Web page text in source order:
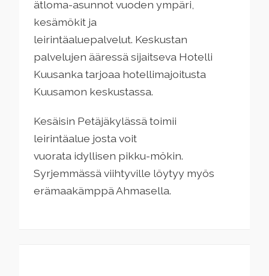
ätloma-asunnot vuoden ympäri,
kesämökit ja
leirintäaluepalvelut. Keskustan
palvelujen ääressä sijaitseva Hotelli
Kuusanka tarjoaa hotellimajoitusta
Kuusamon keskustassa.
Kesäisin Petäjäkylässä toimii
leirintäalue josta voit
vuorata idyllisen pikku-mökin.
Syrjemmässä viihtyville löytyy myös
erämaakämppä Ahmasella.